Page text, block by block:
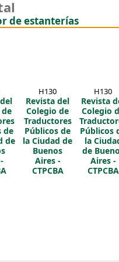
de estanterías(Oculta
de
de
H130
Revista del
Colegio de
Traductores
Públicos de
la Ciudad de
Buenos
Aires -
CTPCBA
H130
Revista
Colegio
Públicos
la
de
Aires -
CTPCBA